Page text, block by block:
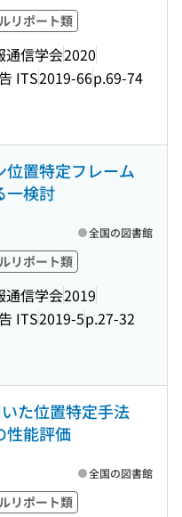
リポート類
通信学会2020
ITS2019-66p.69-74
位置特定フレーム
一検討
リポート類
通信学会2019
ITS2019-5p.27-32
全国の図書館
た位置特定手法
性能評価
リポート類
全国の図書館